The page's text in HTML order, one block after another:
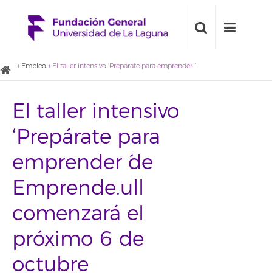
Empleo El taller intensivo ‘Prepárate para emprender ´de Emprende.ull comenzará el próximo 6 de octubre
El taller intensivo
‘Prepárate para
emprender ´de
Emprende.ull
comenzará el
próximo 6 de
octubre